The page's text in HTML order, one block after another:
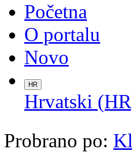
Početna
O portalu
Novo
HR
Hrvatski
Probrano po: